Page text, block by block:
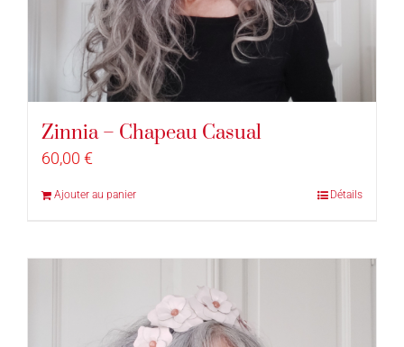
Zinnia – Chapeau Casual
60,00 €
Ajouter au panier Détails